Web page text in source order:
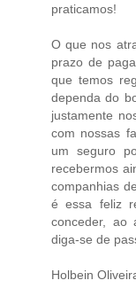
praticamos!
O que nos
prazo de
que temos
dependa do
justamente
com nossas
um seguro
recebermos
companhias
é essa feliz
conceder, ao
diga-se de
Holbein